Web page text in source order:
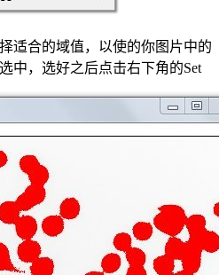
适合的域值，以使的你图片中的
中，选好之后点击右下角的Set